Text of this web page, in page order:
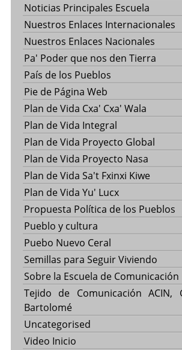
Noticias Principales Escuela
Nuestros Enlaces Internacionales
Nuestros Enlaces Nacionales
Pa' Poder que nos den Tierra
País de los Pueblos
Pie de Página Web
Plan de Vida Cxa' Cxa' Wala
Plan de Vida Integral
Plan de Vida Proyecto Global
Plan de Vida Proyecto Nasa
Plan de Vida Sa't Fxinxi Kiwe
Plan de Vida Yu' Lucx
Propuesta Política de los Pueblos
Pueblo y cultura
Puebo Nuevo Ceral
Semillas para Seguir Viviendo
Sobre la Escuela de Comunicación
Tejido de Comunicación ACIN,
Bartolomé
Uncategorised
Video Inicio